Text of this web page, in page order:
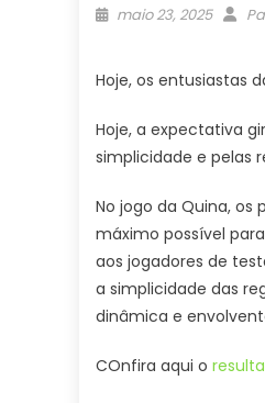
Posted
maio 23, 2025
Hoje, os entusiastas
Hoje, a expectativa
simplicidade e pelas
No jogo da Quina,
máximo possível
aos jogadores de
a simplicidade das
dinâmica e
COnfira aqui o